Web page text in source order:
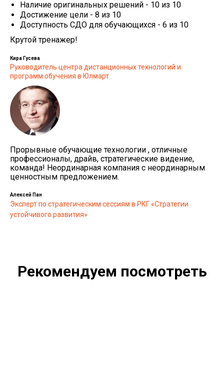
Наличие оригинальных решений - 10 из 10
Достижение цели - 8 из 10
Доступность СДО для обучающихся - 6 из 10
Крутой тренажер!
Кира Гусева
Руководитель центра дистанционных технологий и
программ обучения в Юлмарт
Прорывные обучающие технологии , отличные
профессионалы, драйв, стратегические видение,
команда! Неординарная компания с неординарным
ценностным предложением.
Алексей Пан
Эксперт по стратегическим сессиям в РКГ «Стратегии
устойчивого развития»
Рекомендуем посмотреть